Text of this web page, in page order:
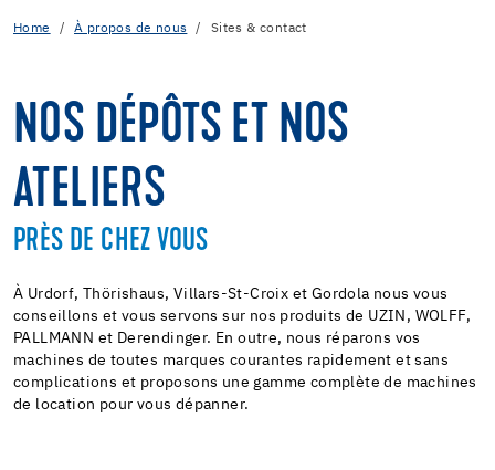
Home À propos de nous Sites & contact
NOS DÉPÔTS ET NOS
ATELIERS
PRÈS DE CHEZ VOUS
À Urdorf, Thörishaus, Villars-St-Croix et Gordola nous vous
conseillons et vous servons sur nos produits de UZIN, WOLFF,
PALLMANN et Derendinger. En outre, nous réparons vos
machines de toutes marques courantes rapidement et sans
complications et proposons une gamme complète de machines
de location pour vous dépanner.